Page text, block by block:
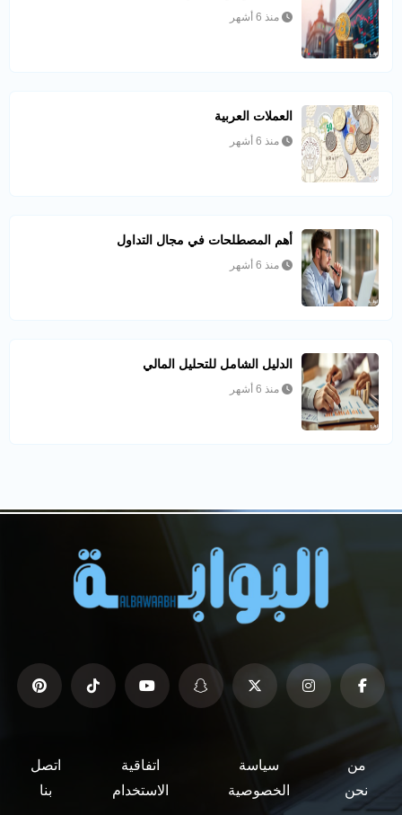
منذ 6 أشهر
العملات العربية
منذ 6 أشهر
أهم المصطلحات في مجال التداول
منذ 6 أشهر
الدليل الشامل للتحليل المالي
منذ 6 أشهر
من
نحن
سياسة
الخصوصية
اتفاقية
الاستخدام
اتصل
بنا